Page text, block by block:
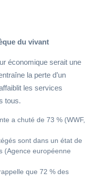
du vivant
économique serait une
la perte d’un
les services
tous.
a chuté de 73 % (WWF,
sont dans un état de
(Agence européenne
que 72 % des